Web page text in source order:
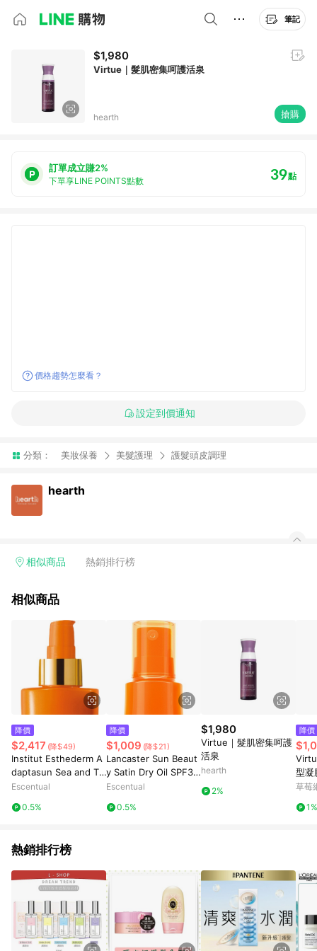
筆記
$1,980
Virtue｜髮肌密集呵護活泉
hearth 搶購
訂單成立賺2%
下單享LINE POINTS點數 39點
價格趨勢怎麼看？
設定到價通知
分類： 美妝保養 美髮護理 護髮頭皮調理
hearth
相似商品 熱銷排行榜
相似商品
降價
$2,417 (降$49)
Institut Esthederm A
daptasun Sea and Tr
opics Hydra-Protecti
ng Sun 200ml
Escentual
0.5%
降價
$1,009 (降$21)
Lancaster Sun Beaut
y Satin Dry Oil SPF30
150ml
Escentual
0.5%
$1,980
Virtue｜髮肌密集呵護
活泉
hearth
2%
降價
型
造型
草莓
1%
熱銷排行榜